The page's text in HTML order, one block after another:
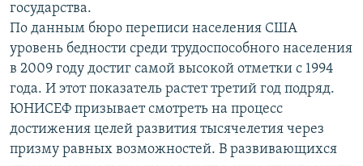
государства.
По данным бюро переписи населения США
уровень бедности среди трудоспособного населения
в 2009 году достиг самой высокой отметки с 1994
года. И этот показатель растет третий год подряд.
ЮНИСЕФ призывает смотреть на процесс
достижения целей развития тысячелетия через
призму равных возможностей. В развивающихся